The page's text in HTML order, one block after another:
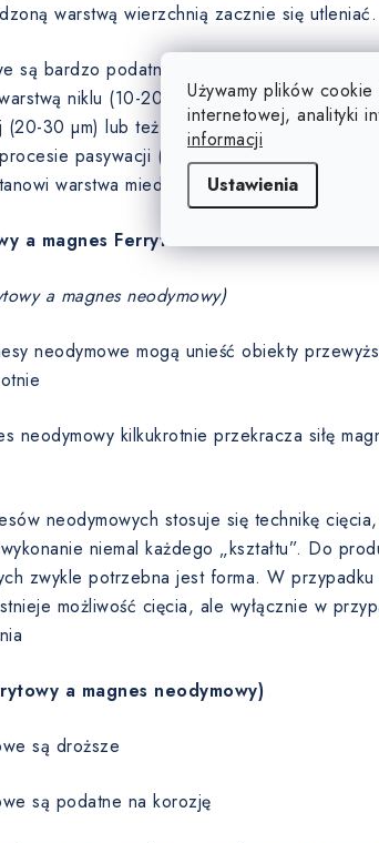
Używamy plików
internetowej, analityki
informacji
Ustawienia
warstwą wierzchnią zacznie się utleniać.
są bardzo podatne na korozję, dlatego ich
niklu (10-20 µm), cynku (5-10 µm),
(20-30 µm) lub też magnesy poddawane są
pasywacji (0 µm). Warstwę pośrednią
warstwa miedzi.
a magnes Ferryt
a magnes neodymowy)
neodymowe mogą unieść obiekty
neodymowy kilkukrotnie przekracza siłę
neodymowych stosuje się technikę
niemal każdego „kształtu”. Do
zwykle potrzebna jest forma. W przypadku
możliwość cięcia, ale wyłącznie w
a magnes neodymowy)
są droższe
są podatne na korozję